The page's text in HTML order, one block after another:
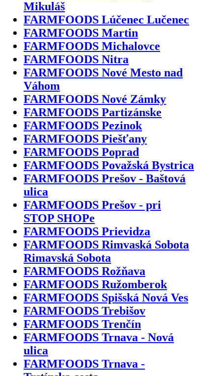
Mikuláš
FARMFOODS Lúčenec Lučenec
FARMFOODS Martin
FARMFOODS Michalovce
FARMFOODS Nitra
FARMFOODS Nové Mesto nad
Váhom
FARMFOODS Nové Zámky
FARMFOODS Partizánske
FARMFOODS Pezinok
FARMFOODS Piešťany
FARMFOODS Poprad
FARMFOODS Považská Bystrica
FARMFOODS Prešov - Baštová
ulica
FARMFOODS Prešov - pri
STOP SHOPe
FARMFOODS Prievidza
FARMFOODS Rimvaská Sobota
Rimavská Sobota
FARMFOODS Rožňava
FARMFOODS Ružomberok
FARMFOODS Spišská Nová Ves
FARMFOODS Trebišov
FARMFOODS Trenčín
FARMFOODS Trnava - Nová
ulica
FARMFOODS Trnava -